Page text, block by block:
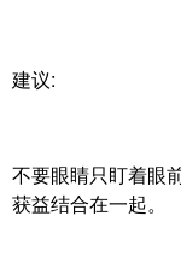
建议:
不要眼睛只盯着眼
获益结合在一起。